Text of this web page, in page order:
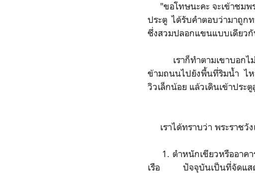
"ขอโทษนะคะ จะเข้าชมพร
ประตู ได้รับคำตอบว่ามาถูก
ซึ่งสวมปลอกแขนแบบเดียวกั
เราก็ทำตามเขาบอกไม่มี
ข้ามถนนไปยังพื้นที่ริมน้ำ ไห
วิวเล็กน้อย แล้วเดินเข้าประตู
เราได้ทราบว่า พระราชวั
1. ตำหนักเขียวหรืออาคาร
เรือ ปัจจุบันเป็นที่จัดแสดง